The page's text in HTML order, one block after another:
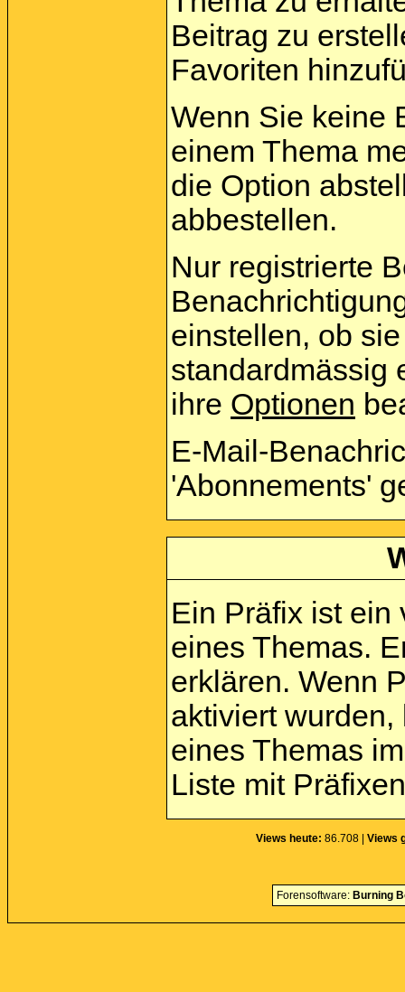
Beitrag zu
Favoriten
Wenn Sie keine
einem Thema
die Option
abbestellen.
Nur registrierte
einstellen, ob
standardmässig
ihre Optionen
E-Mail-
'Abonnements'
Ein Präfix ist ein
eines Themas.
erklären. Wenn
aktiviert
eines Themas
Liste mit
Views heute: 86.708 | Views
Forensoftware: Burning